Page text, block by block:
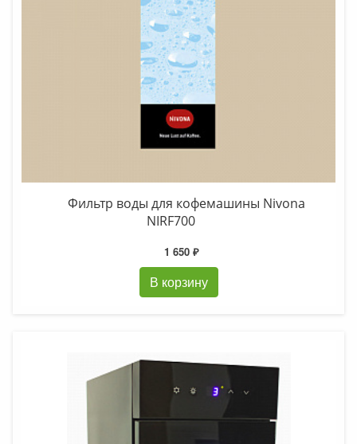
Фильтр воды для кофемашины Nivona
NIRF700
1 650 ₽
В корзину